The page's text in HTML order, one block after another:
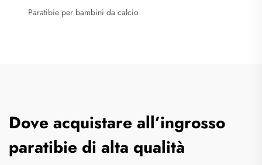
Paratibie per bambini da calcio
Dove acquistare all’ingrosso
paratibie di alta qualità